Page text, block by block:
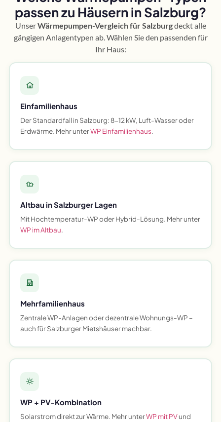
passen zu Häusern in Salzburg?
UnserWärmepumpen-Vergleich für Salzburgdeckt alle
gängigen Anlagentypen ab. Wählen Sie den passenden für
Ihr Haus:
Einfamilienhaus
Der Standardfall in Salzburg: 8-12 kW, Luft-Wasser oder
Erdwärme. Mehr unterWP Einfamilienhaus.
Altbau in Salzburger Lagen
Mit Hochtemperatur-WP oder Hybrid-Lösung. Mehr unter
WP im Altbau.
Mehrfamilienhaus
Zentrale WP-Anlagen oder dezentrale Wohnungs-WP –
auch für Salzburger Mietshäuser machbar.
WP + PV-Kombination
Solarstrom direkt zur Wärme. Mehr unterWP mit PVund